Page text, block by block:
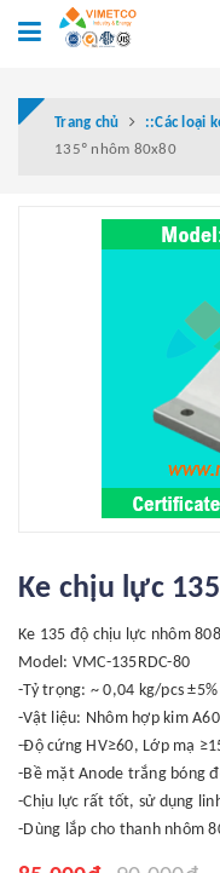
Trang chủ ::Các loại
135º nhôm 80x80
Ke chịu lực
Ke 135 độ chịu lực nhôm
Model: VMC-135RDC-80
-Tỷ trọng: ~ 0,04 kg/pcs ±5%
-Vật liệu: Nhôm hợp kim
-Độ cứng HV≥60, Lớp mạ
-Bề mặt Anode trắng bóng
-Chịu lực rất tốt, sử dụng
-Dùng lắp cho thanh nhôm